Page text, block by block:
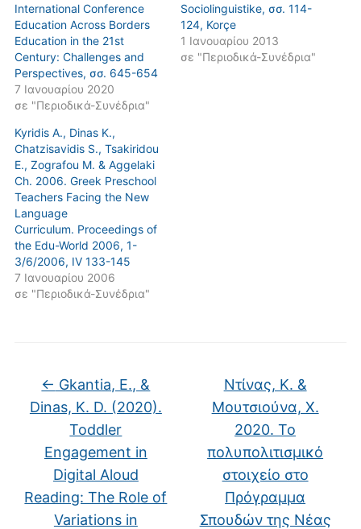
International Conference
Education Across Borders
Education in the 21st
Century: Challenges and
Perspectives, σσ. 645-654
7 Ιανουαρίου 2020
σε "Περιοδικά-Συνέδρια"
Sociolinguistike, σσ. 114-
124, Korçe
1 Ιανουαρίου 2013
σε "Περιοδικά-Συνέδρια"
Kyridis A., Dinas K.,
Chatzisavidis S., Tsakiridou
E., Zografou M. & Aggelaki
Ch. 2006. Greek Preschool
Teachers Facing the New
Language
Curriculum. Proceedings of
the Edu-World 2006, 1-
3/6/2006, IV 133-145
7 Ιανουαρίου 2006
σε "Περιοδικά-Συνέδρια"
← Gkantia, E., &
Dinas, K. D. (2020).
Toddler
Engagement in
Digital Aloud
Reading: The Role of
Variations in
Ντίνας, Κ. &
Μουτσιούνα, Χ.
2020. Το
πολυπολιτισμικό
στοιχείο στο
Πρόγραμμα
Σπουδών της Νέας